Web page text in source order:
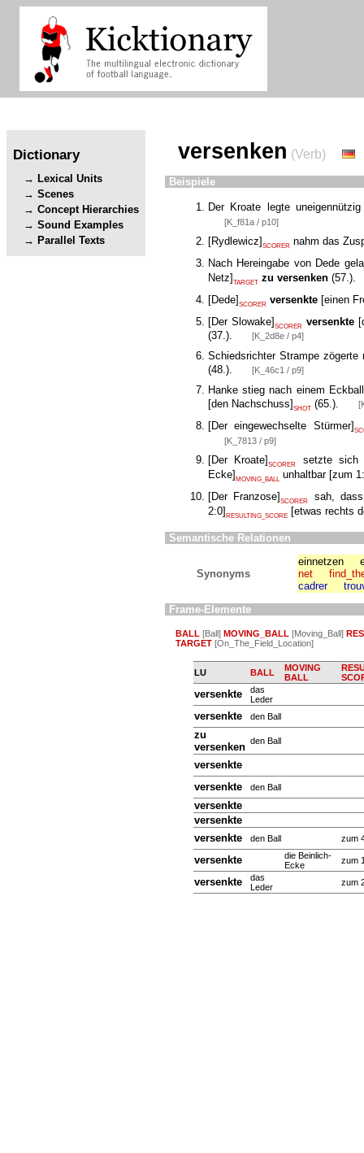
Dictionary
Lexical Units
Scenes
Concept Hierarchies
Sound Examples
Parallel Texts
versenken (Verb)
Beispiele
Der Kroate legte
[K_f81a / p10]
[Rydlewicz] SCORER nahm das
Nach Hereingabe von Dede
Netz]TARGET zu versenken (57.).
[Dede]SCORER versenkte [einen
[Der Slowake]SCORER versenkte [
(37.).
[K_2d8e / p4]
Schiedsrichter Strampe
(48.).
[K_46c1 / p9]
Hanke stieg nach einem
[den Nachschuss] SHOT (65.).
[Der eingewechselte Stürmer]
[K_7813 / p9]
[Der Kroate]SCORER
setzte sich
Ecke] MOVING_BALL unhaltbar [zum
[Der Franzose] SCORER
sah,
2:0]RESULTING_SCORE [etwas rechts
Semantische Relationen
Synonyms
einnetzen
net
cadrer
Frame-Elemente
BALL [Ball] MOVING_BALL [Moving_Ball]
TARGET [On_The_Field_Location]
LU BALL
MOVING
BALL
versenkte
das
Leder
versenkte den Ball
zu
versenken den Ball
versenkte
versenkte
den Ball
versenkte
versenkte
versenkte
den Ball zum
versenkte
die Beinlich-
Ecke
zum
versenkte
das
Leder
zum